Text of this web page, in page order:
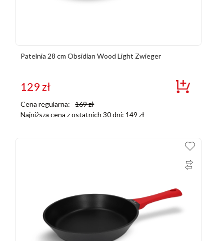
Patelnia 28 cm Obsidian Wood Light Zwieger
129zł
Cena regularna: 169zł
Najniższa cena z ostatnich 30 dni: 149 zł